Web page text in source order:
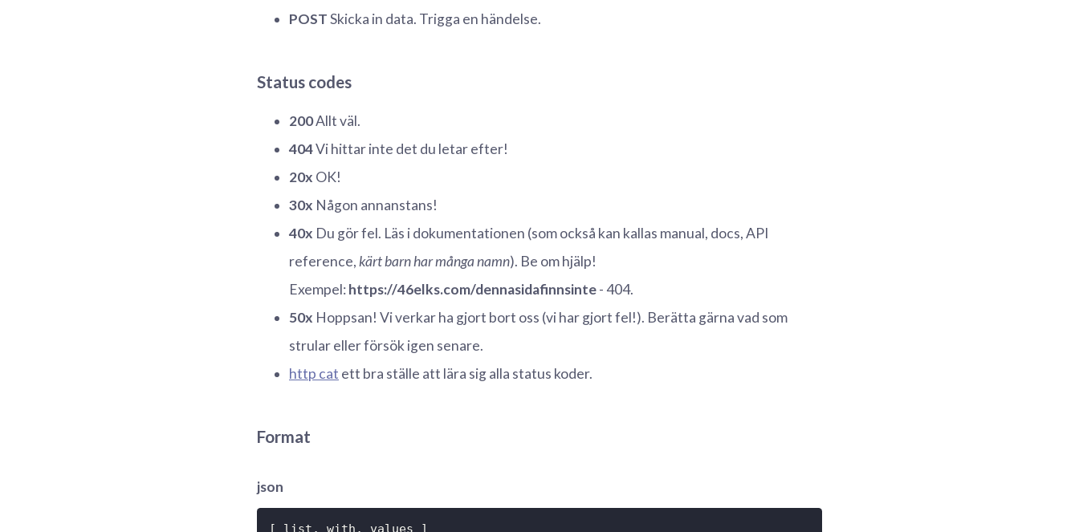
POSTSkicka in data. Trigga en händelse.
Status codes
200Allt väl.
404Vi hittar inte det du letar efter!
20x OK!
30x Någon annanstans!
40x Du gör fel. Läs i dokumentationen (som också kan kallas manual, docs, API
reference, kärt barn har många namn). Be om hjälp!
Exempel:https://46elks.com/dennasidafinnsinte- 404.
50x Hoppsan! Vi verkar ha gjort bort oss (vi har gjort fel!). Berätta gärna vad som
strular eller försök igen senare.
http cat ett bra ställe att lära sig alla status koder.
Format
json
[ list, with, values ]